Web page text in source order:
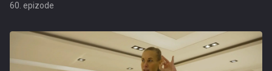
60. epizode